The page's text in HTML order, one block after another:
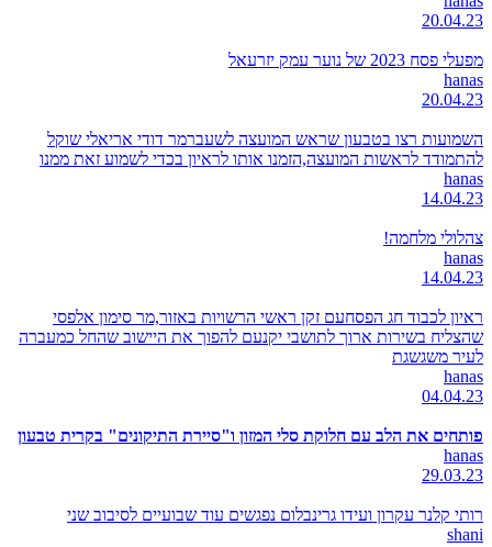
20.04.23
מפעלי פסח 2023 של נוער עמק יזרעאל
hanas
20.04.23
השמועות רצו בטבעון שראש המועצה לשעברמר דודי אריאלי שוקל
להתמודד לראשות המועצה,הזמנו אותו לראיון בכדי לשמוע זאת ממנו
hanas
14.04.23
צהלולי מלחמה!
hanas
14.04.23
ראיון לכבוד חג הפסחעם זקן ראשי הרשויות באזור,מר סימון אלפסי
שהצליח בשירות ארוך לתושבי יקנעם להפוך את היישוב שהחל כמעברה
לעיר משגשגת
hanas
04.04.23
פותחים את הלב עם חלוקת סלי המזון ו"סיירת התיקונים" בקרית טבעון
hanas
29.03.23
רותי קלנר עקרון ועידו גרינבלום נפגשים עוד שבועיים לסיבוב שני
shani